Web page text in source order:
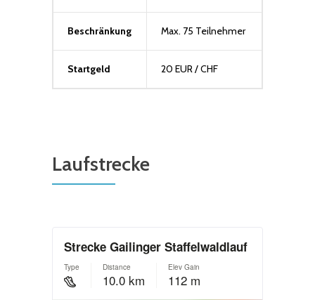
Beschränkung Max. 75 Teilnehmer
Startgeld 20 EUR / CHF
Laufstrecke